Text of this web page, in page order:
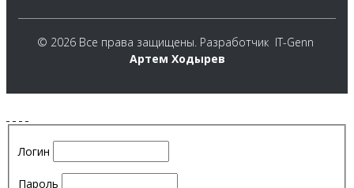
Артем Ходырев
Логин
Пароль